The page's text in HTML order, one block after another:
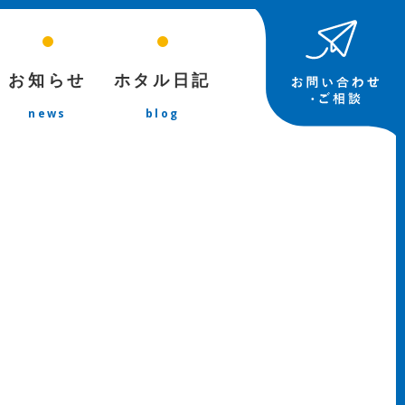
お知らせ
news
ホタル日記
blog